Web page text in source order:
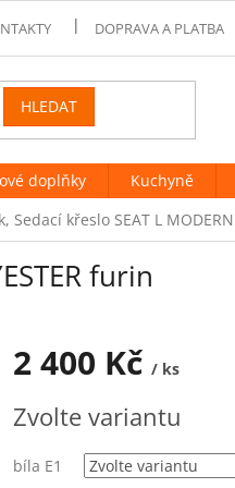
DOPRAVA A PLATBA
HLEDAT
doplňky Kuchyně
Sedací křeslo SEAT L
furin
2 400 Kč / ks
cena:
Zvolte variantu
bíla E1